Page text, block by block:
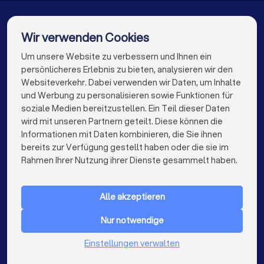
Kundenfeedback.
Angebotsanfrage direkt auf der Plattform.
Sicherheit:Nur geprüfte und gewerblich registrierte
Bestatter.
So können Sie sich in einer emotionalen Zeit auf das
konzentrieren, was wirklich zählt – einen würdevollen
Abschied.
Bestatter in Stuttgart
Bestatter in Dortmund
Bestatter in Essen
Bestatter in Bremen
Bestatter in Nürnberg
Bestatter in Dresden
Bestatter in Hannover
Bestatter in Leipzig
Bestatter in Duisburg
Bestatter in Bochum
Bestatter in Wuppertal
Bestatter in Münster
Bestatter in der Nähe
Die besten Bestatter für Sie
info@trustlocal.de
FÜR PRIVATPERSONEN
Niederlande
Wir verwenden Cookies
Um unsere Website zu verbessern und Ihnen ein
persönlicheres Erlebnis zu bieten, analysieren wir den
Websiteverkehr. Dabei verwenden wir Daten, um Inhalte
und Werbung zu personalisieren sowie Funktionen für
soziale Medien bereitzustellen. Ein Teil dieser Daten
wird mit unseren Partnern geteilt. Diese können die
Informationen mit Daten kombinieren, die Sie ihnen
bereits zur Verfügung gestellt haben oder die sie im
Rahmen Ihrer Nutzung ihrer Dienste gesammelt haben.
Alle akzeptieren
Nur notwendige
Einstellungen verwalten